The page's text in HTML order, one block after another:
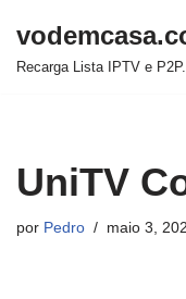
Pular
Recarga Lista IPTV e P2P.
UniTV
por Pedro maio 3,